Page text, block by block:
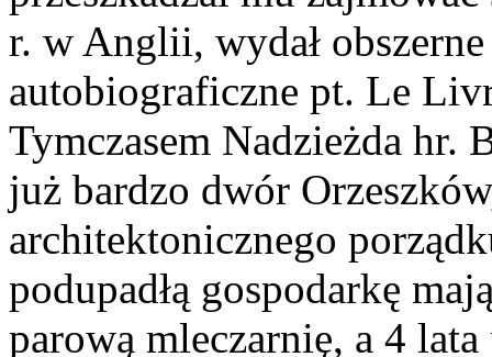
r. w Anglii, wydał
autobiograficzne pt. Le
Tymczasem Nadzieżda hr.
już bardzo dwór
architektonicznego
podupadłą gospodarkę
parową mleczarnię, a 4